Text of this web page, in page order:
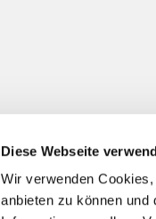
Diese Webseite
Wir verwenden
anbieten zu können und